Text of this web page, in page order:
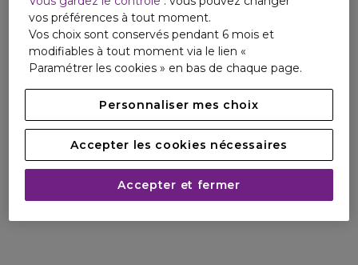
rincer. Après le lavage, il se rince simplement à l'eau claire,
pour laisser vos cheveux doux, souples et légers. Pour une
routine harmonieuse et un éclat préservé jusquà 8
semaines, vous pouvez associer le shampoing Vitamino
vos préférences à tout moment.
Vos choix sont conservés pendant 6 mois et
modifiables à tout moment via le lien «
Paramétrer les cookies » en bas de chaque page.
Personnaliser mes choix
Accepter les cookies nécessaires
Accepter et fermer